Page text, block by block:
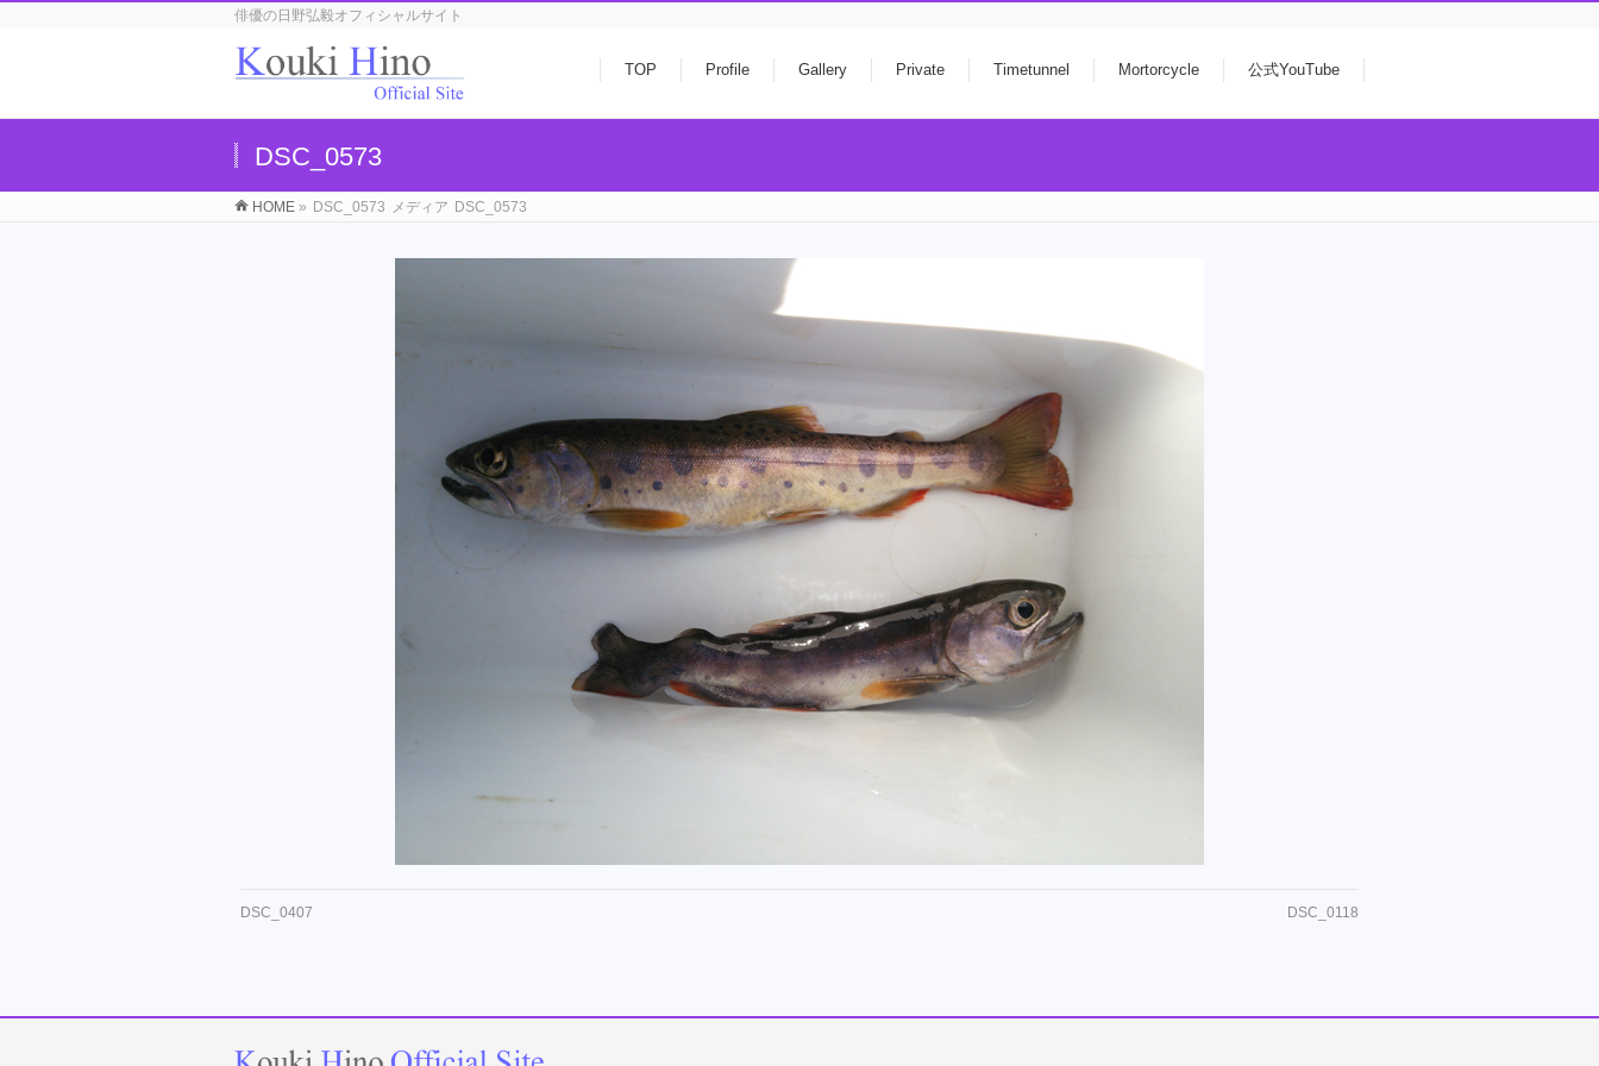
俳優の日野弘毅オフィシャルサイト
TOP Profile Gallery Private Timetunnel Mortorcycle 公式YouTube
DSC_0573
HOME » DSC_0573 メディア DSC_0573
DSC_0407 DSC_0118